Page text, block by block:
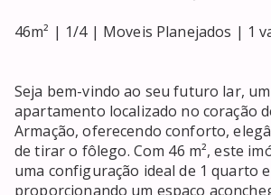
46m² | 1/4 | Moveis Planejados | 1
Seja bem-vindo ao seu futuro lar,
apartamento localizado no coração
Armação, oferecendo conforto,
de tirar o fôlego. Com 46 m², este
uma configuração ideal de 1 quarto
proporcionando um espaço